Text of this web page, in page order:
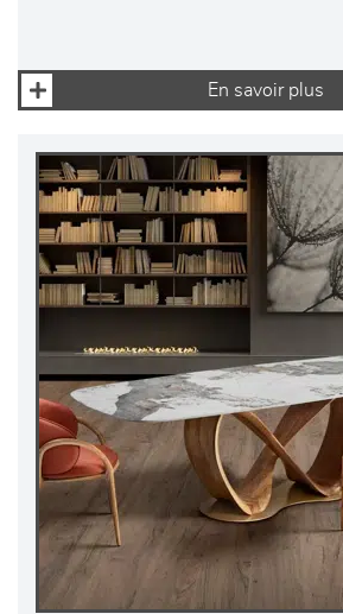
En savoir plus